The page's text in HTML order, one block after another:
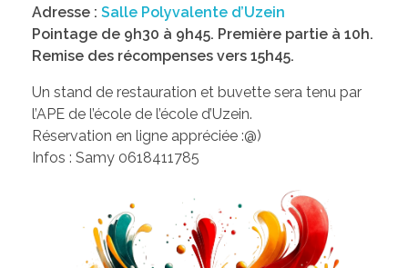
Adresse : Salle Polyvalente d’Uzein
Pointage de 9h30 à 9h45. Première partie à 10h.
Remise des récompenses vers 15h45.
Un stand de restauration et buvette sera tenu par
l’APE de l’école de l’école d’Uzein.
Réservation en ligne appréciée :@)
Infos : Samy 0618411785